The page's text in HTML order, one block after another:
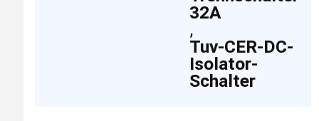
32A
,
Tuv-CER-DC-
Isolator-
Schalter